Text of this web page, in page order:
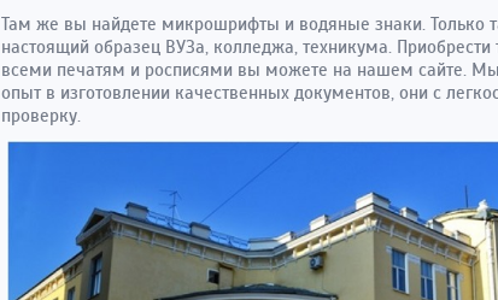
Там же вы найдете микрошрифты и водяные знаки. Только
настоящий образец ВУЗа, колледжа, техникума.
всеми печатям и росписями вы можете на нашем сайте.
опыт в изготовлении качественных документов, они с
проверку.